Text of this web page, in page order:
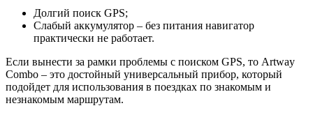
Долгий поиск GPS;
Слабый аккумулятор – без питания навигатор
практически не работает.
Если вынести за рамки проблемы с поиском GPS, то Artway
Combo – это достойный универсальный прибор, который
подойдет для использования в поездках по знакомым и
незнакомым маршрутам.